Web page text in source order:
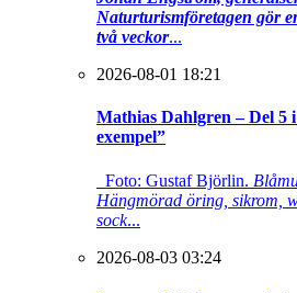
Naturturismföretagen gör
två veckor...
2026-08-01 18:21
Mathias Dahlgren – Del 5
exempel”
Foto: Gustaf Björlin.
Hängmörad öring, sikrom,
sock...
2026-08-03 03:24